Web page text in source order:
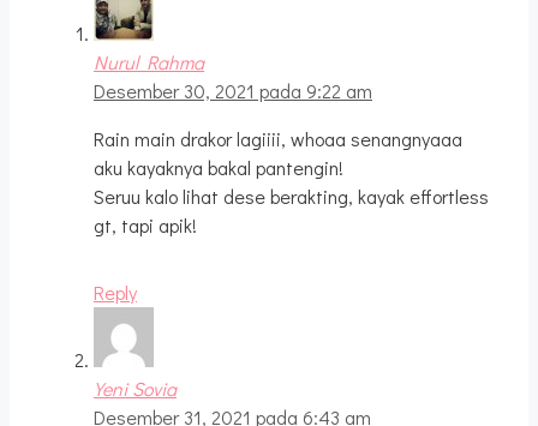
Nurul Rahma
Desember 30, 2021 pada 9:22 am
Rain main drakor lagiiii, whoaa senangnyaaa
aku kayaknya bakal pantengin!
Seruu kalo lihat dese berakting, kayak effortless
gt, tapi apik!
Reply
Yeni Sovia
Desember 31, 2021 pada 6:43 am